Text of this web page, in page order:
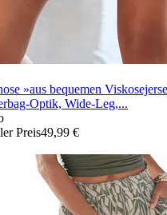
»aus bequemen
Optik, Wide-Leg,...
Preis49,99 €